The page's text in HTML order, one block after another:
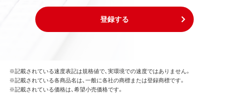
登録する
※記載されている速度表記は規格値で、実環境での速度ではありません。
※記載されている各商品名は、一般に各社の商標または登録商標です。
※記載されている価格は、希望小売価格です。